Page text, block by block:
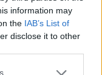
information may
the IAB’s List of
disclose it to other
or more Google
να
και το
οδηγός από